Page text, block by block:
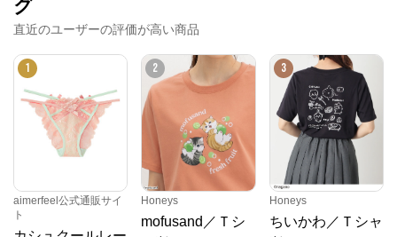
グ
直近のユーザーの評価が高い商品
1
aimerfeel公式通販サイ
ト
2
Honeys
mofusand／Ｔシ
3
Honeys
ちいかわ／Ｔシャ
Honeys
公式ECサイト
※外部サイトが開きます
Honeys からのコメント
プチプラファッションでおなじみのハニーズ。ベーシ
ックからトレンドまで、様々なアイテムが豊富に揃っ
てます！幅広く着れるお気に入りの１着を見つけませ
んか？